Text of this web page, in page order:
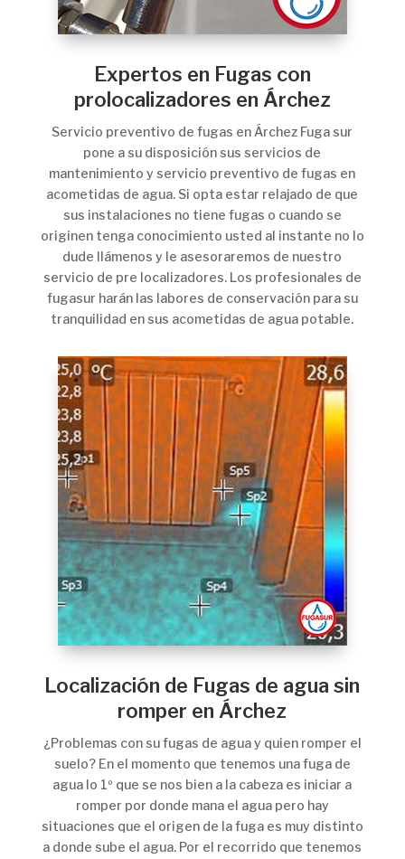
Expertos en Fugas con
prolocalizadores en Árchez
Servicio preventivo de fugas en Árchez Fuga sur
pone a su disposición sus servicios de
mantenimiento y servicio preventivo de fugas en
acometidas de agua. Si opta estar relajado de que
sus instalaciones no tiene fugas o cuando se
originen tenga conocimiento usted al instante no lo
dude llámenos y le asesoraremos de nuestro
servicio de pre localizadores. Los profesionales de
fugasur harán las labores de conservación para su
tranquilidad en sus acometidas de agua potable.
Localización de Fugas de agua sin
romper en Árchez
¿Problemas con su fugas de agua y quien romper el
suelo? En el momento que tenemos una fuga de
agua lo 1º que se nos bien a la cabeza es iniciar a
romper por donde mana el agua pero hay
situaciones que el origen de la fuga es muy distinto
a donde sube el agua. Por el recorrido que tenemos